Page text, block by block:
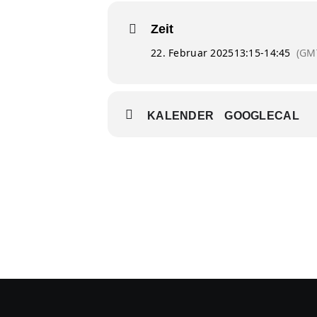
Zeit
22. Februar 202513:15-14:45
KALENDER GOOGLECAL